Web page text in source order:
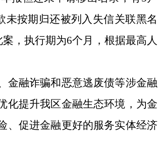
按期归还被列入失信关联黑名
，执行期为6个月，根据最高人
金融诈骗和恶意逃废债等涉金融
化提升我区金融生态环境，为金
、促进金融更好的服务实体经济